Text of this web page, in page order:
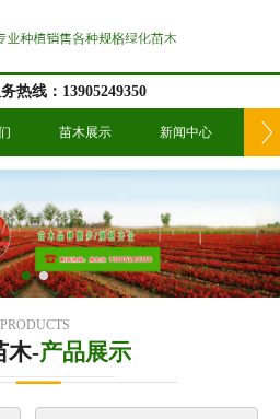
热线：13905249350
苗木展示 新闻中心 工
PRODUCTS
木-产品展示